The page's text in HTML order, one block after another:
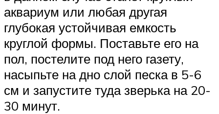
аквариум или любая другая
глубокая устойчивая емкость
круглой формы. Поставьте его на
пол, постелите под него газету,
насыпьте на дно слой песка в 5-6
см и запустите туда зверька на 20-
30 минут.